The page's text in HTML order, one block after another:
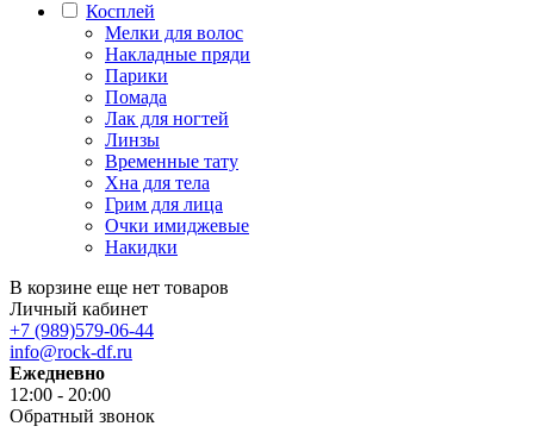
Косплей
Мелки для волос
Накладные пряди
Парики
Помада
Лак для ногтей
Линзы
Временные тату
Хна для тела
Грим для лица
Очки имиджевые
Накидки
В корзине еще нет товаров
Личный кабинет
+7 (989)579-06-44
info@rock-df.ru
Ежедневно
12:00 - 20:00
Обратный звонок